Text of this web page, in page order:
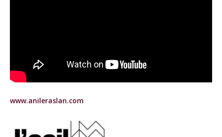
www.anileraslan.com